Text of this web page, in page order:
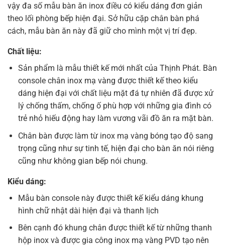
vậy đa số mẫu bàn ăn inox điều có kiểu dáng đơn giản
theo lối phòng bếp hiện đại. Sở hữu cặp chân bàn phá
cách, mẫu bàn ăn này đã giữ cho mình một vị trí đẹp.
Chất liệu:
Sản phẩm là mẫu thiết kế mới nhất của Thịnh Phát. Bàn
console chân inox mạ vàng được thiết kế theo kiểu
dáng hiện đại với chất liệu mặt đá tự nhiên đã được xử
lý chống thấm, chống ố phù hợp với những gia đình có
trẻ nhỏ hiếu động hay làm vương vãi đồ ăn ra mặt bàn.
Chân bàn được làm từ inox mạ vàng bóng tạo độ sang
trọng cũng như sự tinh tế, hiện đại cho bàn ăn nói riêng
cũng như không gian bếp nói chung.
Kiểu dáng:
Mẫu bàn console này được thiết kế kiểu dáng khung
hình chữ nhật dài hiện đại và thanh lịch
Bên cạnh đó khung chân được thiết kế từ những thanh
hộp inox và được gia công inox mạ vàng PVD tạo nên